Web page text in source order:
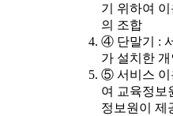
기 위하여
의 조합
④ 단말기 :
가 설치한
⑤ 서비스 이
여 교육정보
정보원이 제